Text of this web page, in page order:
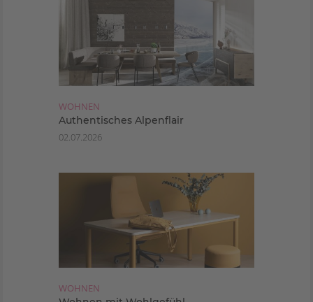
WOHNEN
Authentisches Alpenflair
02.07.2026
WOHNEN